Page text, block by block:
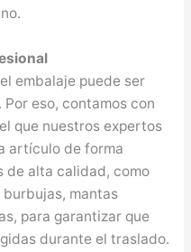
embalaje puede ser
eso, contamos con
que nuestros expertos
artículo de forma
de alta calidad, como
mantas
para garantizar que
durante el traslado.